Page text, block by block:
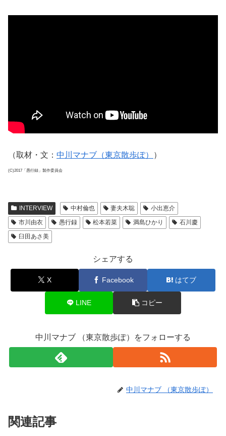
（取材・文： 中川マナブ（東京散歩ぽ） ）
(C)2017「愚行録」製作委員会
INTERVIEW 中村倫也 妻夫木聡
小出恵介
市川由衣
愚行録 松本若菜 満島ひかり
石川慶
臼田あさ美
シェアする
X Facebook はてブ
LINE コピー
中川マナブ （東京散歩ぽ）をフォローする
中川マナブ （東京散歩ぽ）
関連記事